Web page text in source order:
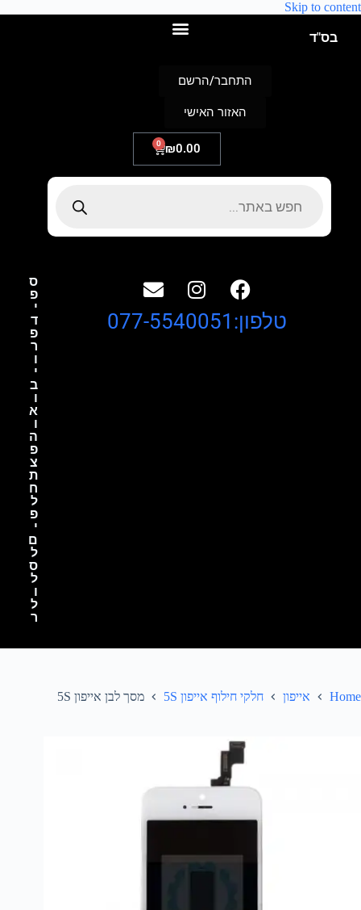
Skip to content
בס"ד
₪0.00
0
התחבר/הרשם
האזור האישי
ס
פ
י
ד
פ
ר
ו
י
ב
ו
א
ו
ה
פ
צ
ת
ח
ל
פ
י
ם
ל
ס
ל
ו
ל
ר
טלפון:077-5540051
Home אייפון חלקי חילוף אייפון 5S מסך לבן אייפון 5S